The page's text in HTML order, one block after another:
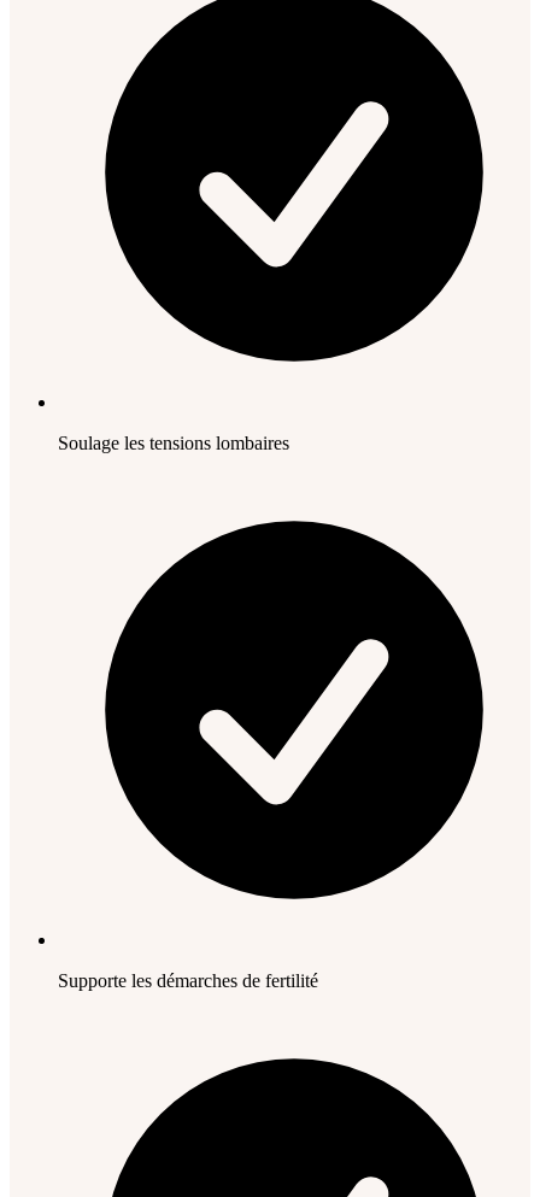
Soulage les tensions lombaires
Supporte les démarches de fertilité